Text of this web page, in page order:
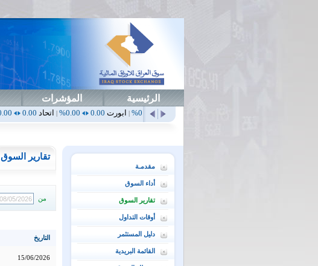
الرئيسية المؤشرات
ابورت0.00
|اتحاد0.00
|اثاث0.86
مقدمـة
أداء السوق
تقارير السوق
أوقات التداول
دليل المستثمر
القائمة البريدية
تقارير السوق
من
التاريخ
15/06/2026